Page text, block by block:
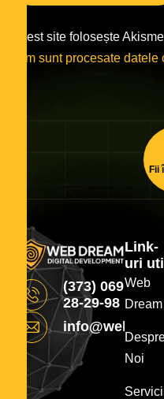
Acest site folosește
cum sunt procesate
Fii
(373) 069
28-29-98
Link-
uri
Web
Dream
Noi